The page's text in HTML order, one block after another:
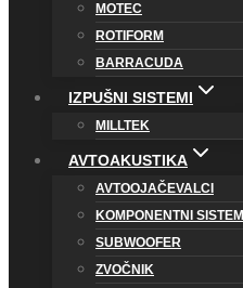
MOTEC
ROTIFORM
BARRACUDA
IZPUŠNI SISTEMI
MILLTEK
AVTOAKUSTIKA
AVTOOJAČEVALCI
KOMPONENTNI SISTEMI
SUBWOOFER
ZVOČNIK